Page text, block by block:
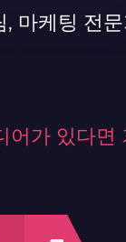
마케팅 전
가 있다면